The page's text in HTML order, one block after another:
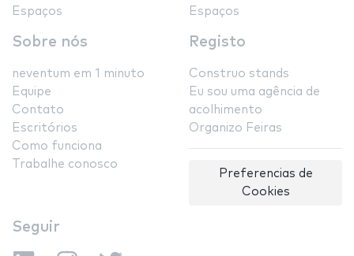
Espaços
Espaços
Sobre nós
neventum em 1 minuto
Equipe
Contato
Escritórios
Como funciona
Trabalhe conosco
Registo
Construo stands
Eu sou uma agência de
acolhimento
Organizo Feiras
Preferencias de
Cookies
Seguir